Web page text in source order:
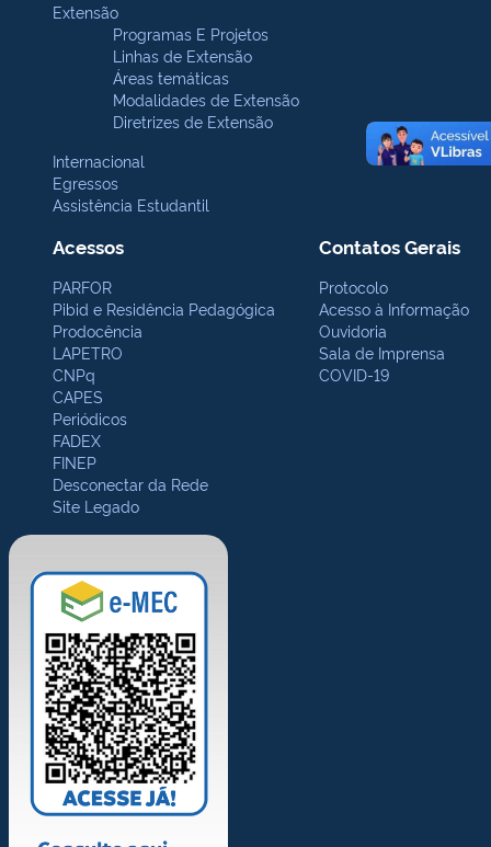
Extensão
Programas E Projetos
Linhas de Extensão
Áreas temáticas
Modalidades de Extensão
Diretrizes de Extensão
Internacional
Egressos
Assistência Estudantil
Acessos
PARFOR
Pibid e Residência Pedagógica
Prodocência
LAPETRO
CNPq
CAPES
Periódicos
FADEX
FINEP
Desconectar da Rede
Site Legado
Contatos Gerais
Protocolo
Acesso à Informação
Ouvidoria
Sala de Imprensa
COVID-19